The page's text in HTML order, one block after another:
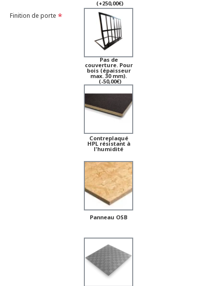
(+250,00€)
Finition de porte
Pas de
couverture. Pour
bois (épaisseur
max. 30 mm).
(-50,00€)
Contreplaqué
HPL résistant à
l'humidité
Panneau OSB